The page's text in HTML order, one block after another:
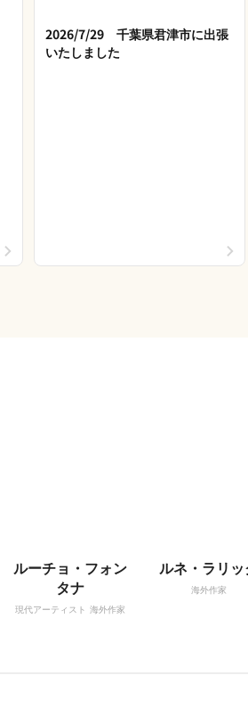
2026/7/29 千葉県君津市に出張
いたしました
ルーチョ・フォン
タナ
現代アーティスト 海外作家
ルネ・ラリッ
海外作家